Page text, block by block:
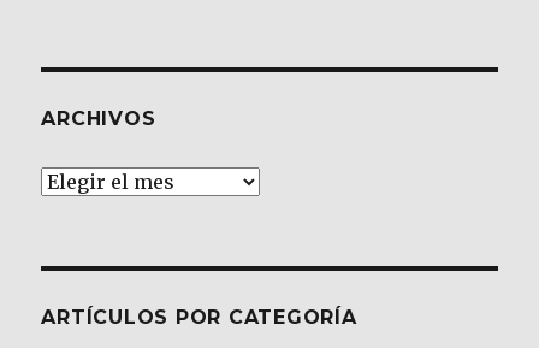
ARCHIVOS
Archivos
ARTÍCULOS POR CATEGORÍA